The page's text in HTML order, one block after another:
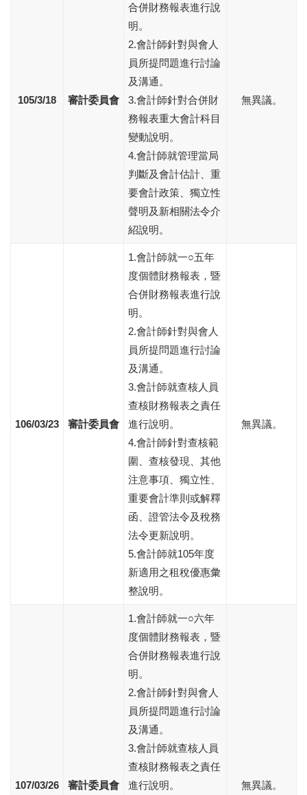
105/3/18 審計委員會
合併財務報表進行說
明。
2.會計師針對與會人
員所提問題進行討論
及溝通。
3.會計師針對合併財
務報表重大會計科目
變動說明。
4.會計師就管理當局
判斷及會計估計、重
要會計政策、獨立性
聲明及新相關法令介
紹說明。
無異議。
106/03/23 審計委員會
1.會計師就一○五年
度個體財務報表，暨
合併財務報表進行說
明。
2.會計師針對與會人
員所提問題進行討論
及溝通。
3.會計師就查核人員
查核財務報表之責任
進行說明。
4.會計師針對查核範
圍、查核發現、其他
注意事項、獨立性、
重要會計準則或解釋
函、證管法令及稅務
法令更新說明。
5.會計師就105年度
新適用之租稅優惠彙
整說明。
無異議。
107/03/26 審計委員會
1.會計師就一○六年
度個體財務報表，暨
合併財務報表進行說
明。
2.會計師針對與會人
員所提問題進行討論
及溝通。
3.會計師就查核人員
查核財務報表之責任
進行說明。
無異議。